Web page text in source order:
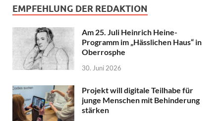
EMPFEHLUNG DER REDAKTION
Am 25. Juli Heinrich Heine-
Programm im „Hässlichen Haus“ in
Oberrosphe
30. Juni 2026
Projekt will digitale Teilhabe für
junge Menschen mit Behinderung
stärken